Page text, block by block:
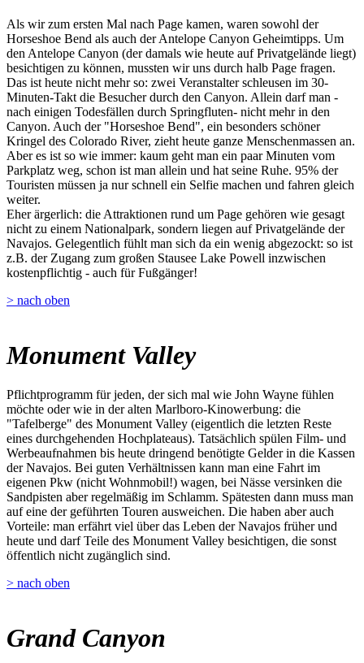
Als wir zum ersten Mal nach Page kamen, waren sowohl der
Horseshoe Bend als auch der Antelope Canyon Geheimtipps. Um
den Antelope Canyon (der damals wie heute auf Privatgelände liegt)
besichtigen zu können, mussten wir uns durch halb Page fragen.
Das ist heute nicht mehr so: zwei Veranstalter schleusen im 30-
Minuten-Takt die Besucher durch den Canyon. Allein darf man -
nach einigen Todesfällen durch Springfluten- nicht mehr in den
Canyon. Auch der "Horseshoe Bend", ein besonders schöner
Kringel des Colorado River, zieht heute ganze Menschenmassen an.
Aber es ist so wie immer: kaum geht man ein paar Minuten vom
Parkplatz weg, schon ist man allein und hat seine Ruhe. 95% der
Touristen müssen ja nur schnell ein Selfie machen und fahren gleich
weiter.
Eher ärgerlich: die Attraktionen rund um Page gehören wie gesagt
nicht zu einem Nationalpark, sondern liegen auf Privatgelände der
Navajos. Gelegentlich fühlt man sich da ein wenig abgezockt: so ist
z.B. der Zugang zum großen Stausee Lake Powell inzwischen
kostenpflichtig - auch für Fußgänger!
> nach oben
Monument Valley
Pflichtprogramm für jeden, der sich mal wie John Wayne fühlen
möchte oder wie in der alten Marlboro-Kinowerbung: die
"Tafelberge" des Monument Valley (eigentlich die letzten Reste
eines durchgehenden Hochplateaus). Tatsächlich spülen Film- und
Werbeaufnahmen bis heute dringend benötigte Gelder in die Kassen
der Navajos. Bei guten Verhältnissen kann man eine Fahrt im
eigenen Pkw (nicht Wohnmobil!) wagen, bei Nässe versinken die
Sandpisten aber regelmäßig im Schlamm. Spätesten dann muss man
auf eine der geführten Touren ausweichen. Die haben aber auch
Vorteile: man erfährt viel über das Leben der Navajos früher und
heute und darf Teile des Monument Valley besichtigen, die sonst
öffentlich nicht zugänglich sind.
> nach oben
Grand Canyon